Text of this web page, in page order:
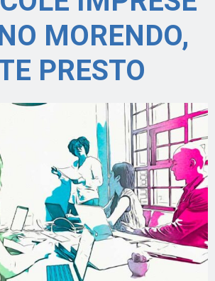
MORENDO,
PRESTO